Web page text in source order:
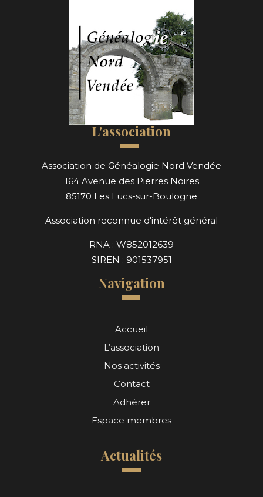
L'association
Association de Généalogie Nord Vendée
164 Avenue des Pierres Noires
85170 Les Lucs-sur-Boulogne
Association reconnue d'intérêt général
RNA : W852012639
SIREN : 901537951
Navigation
Accueil
L’association
Nos activités
Contact
Adhérer
Espace membres
Actualités